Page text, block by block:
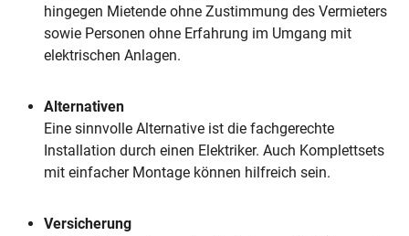
hingegen Mietende ohne Zustimmung des Vermieters
sowie Personen ohne Erfahrung im Umgang mit
elektrischen Anlagen.
Alternativen
Eine sinnvolle Alternative ist die fachgerechte
Installation durch einen Elektriker. Auch Komplettsets
mit einfacher Montage können hilfreich sein.
Versicherung